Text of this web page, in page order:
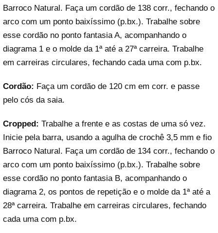
Barroco Natural. Faça um cordão de 138 corr., fechando o
arco com um ponto baixíssimo (p.bx.). Trabalhe sobre
esse cordão no ponto fantasia A, acompanhando o
diagrama 1 e o molde da 1ª até a 27ª carreira. Trabalhe
em carreiras circulares, fechando cada uma com p.bx.
Cordão: Faça um cordão de 120 cm em corr. e passe
pelo cós da saia.
Cropped: Trabalhe a frente e as costas de uma só vez.
Inicie pela barra, usando a agulha de crochê 3,5 mm e fio
Barroco Natural. Faça um cordão de 134 corr., fechando o
arco com um ponto baixíssimo (p.bx.). Trabalhe sobre
esse cordão no ponto fantasia B, acompanhando o
diagrama 2, os pontos de repetição e o molde da 1ª até a
28ª carreira. Trabalhe em carreiras circulares, fechando
cada uma com p.bx.